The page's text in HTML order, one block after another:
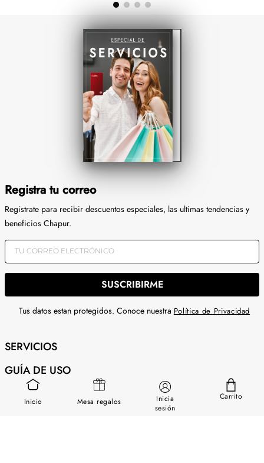
Inicio Mesa regalos
Inicia
sesión
Carrito
Registra tu correo
Registrate para recibir descuentos especiales, las ultimas tendencias y
beneficios Chapur.
SUSCRIBIRME
Tus datos estan protegidos. Conoce nuestra Política de Privacidad
SERVICIOS
GUÍA DE USO
SOBRE NOSOTROS